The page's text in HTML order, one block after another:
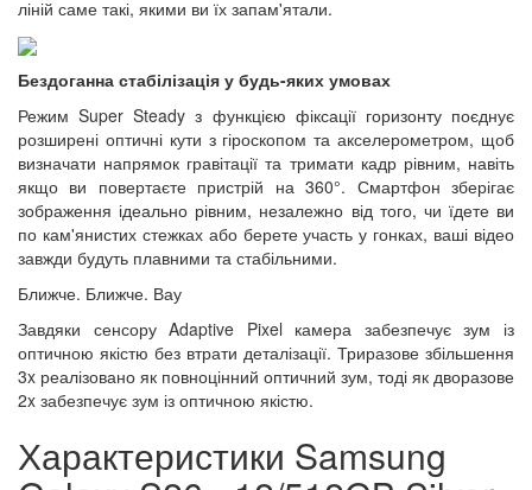
ліній саме такі, якими ви їх запам'ятали.
Бездоганна стабілізація у будь-яких умовах
Режим Super Steady з функцією фіксації горизонту поєднує
розширені оптичні кути з гіроскопом та акселерометром, щоб
визначати напрямок гравітації та тримати кадр рівним, навіть
якщо ви повертаєте пристрій на 360°. Смартфон зберігає
зображення ідеально рівним, незалежно від того, чи їдете ви
по кам'янистих стежках або берете участь у гонках, ваші відео
завжди будуть плавними та стабільними.
Ближче. Ближче. Вау
Завдяки сенсору Adaptive Pixel камера забезпечує зум із
оптичною якістю без втрати деталізації. Триразове збільшення
3x реалізовано як повноцінний оптичний зум, тоді як дворазове
2x забезпечує зум із оптичною якістю.
Характеристики Samsung